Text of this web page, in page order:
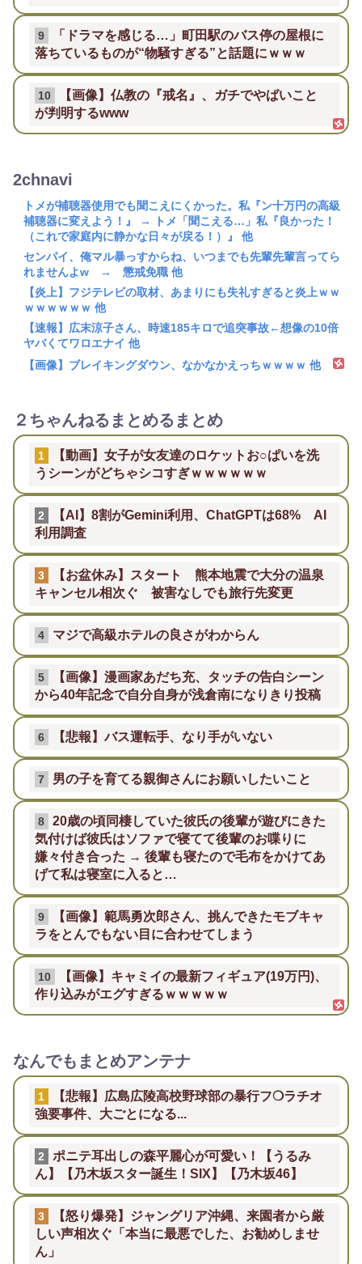
9
「ドラマを感じる…」町田駅のバス停の屋根に
落ちているものが“物騒すぎる”と話題にｗｗｗ
10
【画像】仏教の『戒名』、ガチでやばいこと
が判明するwww
2chnavi
トメが補聴器使用でも聞こえにくかった。私『ン十万円の高級
補聴器に変えよう！』 → トメ「聞こえる…」私『良かった！
（これで家庭内に静かな日々が戻る！）』 他
センパイ、俺マル暴っすからね、いつまでも先輩先輩言ってら
れませんよw → 懲戒免職 他
【炎上】フジテレビの取材、あまりにも失礼すぎると炎上ｗｗ
ｗｗｗｗｗｗ 他
【速報】広末涼子さん、時速185キロで追突事故←想像の10倍
ヤバくてワロエナイ 他
【画像】ブレイキングダウン、なかなかえっちｗｗｗｗ 他
２ちゃんねるまとめるまとめ
1
【動画】女子が女友達のロケットお○ぱいを洗
うシーンがどちゃシコすぎｗｗｗｗｗｗ
2
【AI】8割がGemini利用、ChatGPTは68% AI
利用調査
3
【お盆休み】スタート 熊本地震で大分の温泉
キャンセル相次ぐ 被害なしでも旅行先変更
4 マジで高級ホテルの良さがわからん
5
【画像】漫画家あだち充、タッチの告白シーン
から40年記念で自分自身が浅倉南になりきり投稿
6 【悲報】バス運転手、なり手がいない
7 男の子を育てる親御さんにお願いしたいこと
8
20歳の頃同棲していた彼氏の後輩が遊びにきた
気付けば彼氏はソファで寝てて後輩のお喋りに
嫌々付き合った → 後輩も寝たので毛布をかけてあ
げて私は寝室に入ると…
9
【画像】範馬勇次郎さん、挑んできたモブキャ
ラをとんでもない目に合わせてしまう
10
【画像】キャミイの最新フィギュア(19万円)、
作り込みがエグすぎるｗｗｗｗｗ
なんでもまとめアンテナ
1
【悲報】広島広陵高校野球部の暴行フ❍ラチオ
強要事件、大ごとになる...
2
ポニテ耳出しの森平麗心が可愛い！【うるみ
ん】【乃木坂スター誕生！SIX】【乃木坂46】
3
【怒り爆発】ジャングリア沖縄、来園者から厳
しい声相次ぐ「本当に最悪でした、お勧めしませ
ん」